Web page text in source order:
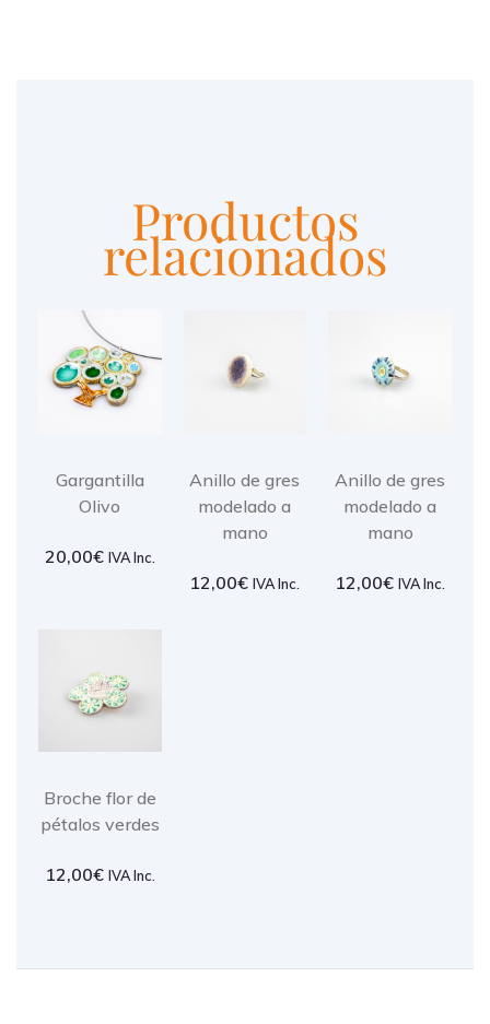
Productos
relacionados
Gargantilla
Olivo
20,00€ IVA Inc.
Anillo de gres
modelado a
mano
12,00€ IVA Inc.
Anillo de gres
modelado a
mano
12,00€ IVA Inc.
Broche flor de
pétalos verdes
12,00€ IVA Inc.